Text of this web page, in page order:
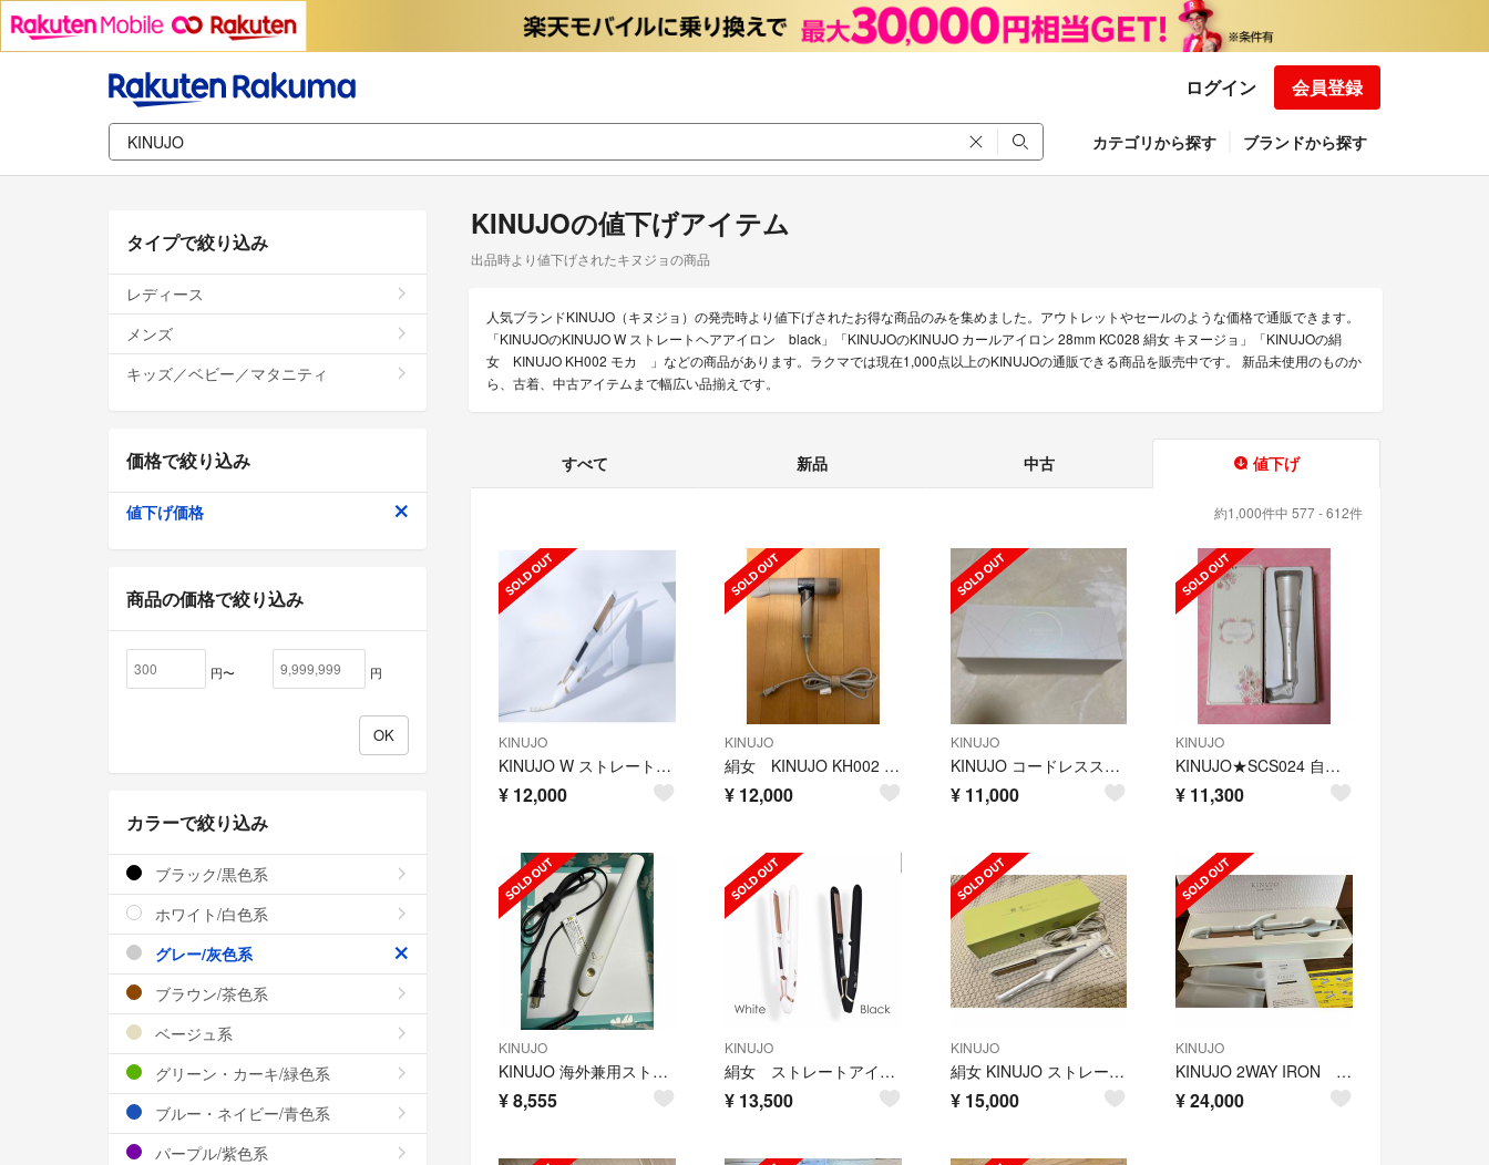
ログイン 会員登録
カテゴリから探す ブランドから探す
KINUJOの値下げアイテム
出品時より値下げされたキヌジョの商品
人気ブランドKINUJO（キヌジョ）の発売時より値下げされたお得な商品のみを集めました。アウトレットやセールのような価格で通販できます。
「KINUJOのKINUJO W ストレートヘアアイロン black」「KINUJOのKINUJO カールアイロン 28mm KC028 絹女 キヌージョ」「KINUJOの絹
女 KINUJO KH002 モカ 」などの商品があります。ラクマでは現在1,000点以上のKINUJOの通販できる商品を販売中です。 新品未使用のものか
ら、古着、中古アイテムまで幅広い品揃えです。
すべて 新品 中古 値下げ
約1,000件中 577 - 612件
KINUJO
KINUJO W ストレートヘアアイロン black
¥ 12,000
KINUJO
絹女 KINUJO KH002 モカ
¥ 12,000
KINUJO
KINUJO コードレスストレートアイロン LX001
¥ 11,000
KINUJO
KINUJO★SCS024 自動巻きカールアイロン Spin &curl
¥ 11,300
KINUJO
KINUJO 海外兼用ストレートアイロン キヌージョワールド 絹女 DS100(
¥8,555
KINUJO
絹女 ストレートアイロン ds100
¥ 13,500
KINUJO
絹女 KINUJO ストレートヘアアイロン
¥ 15,000
KINUJO
KINUJO 2WAY IRON ヘアアイロン 2W01
¥24,000
タイプで絞り込み
レディース
メンズ
キッズ／ベビー／マタニティ
価格で絞り込み
値下げ価格
商品の価格で絞り込み
円〜 円
カラーで絞り込み
ブラック/黒色系
ホワイト/白色系
グレー/灰色系
ブラウン/茶色系
ベージュ系
グリーン・カーキ/緑色系
ブルー・ネイビー/青色系
パープル/紫色系